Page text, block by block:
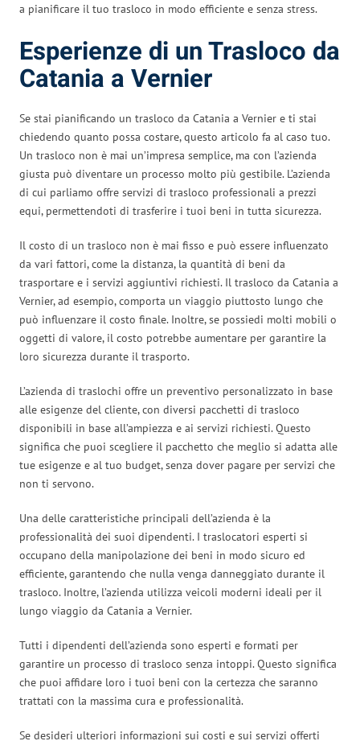
a pianificare il tuo trasloco in modo efficiente e senza stress.
Esperienze di un Trasloco da
Catania a Vernier
Se stai pianificando un trasloco da Catania a Vernier e ti stai
chiedendo quanto possa costare, questo articolo fa al caso tuo.
Un trasloco non è mai un’impresa semplice, ma con l’azienda
giusta può diventare un processo molto più gestibile. L’azienda
di cui parliamo offre servizi di trasloco professionali a prezzi
equi, permettendoti di trasferire i tuoi beni in tutta sicurezza.
Il costo di un trasloco non è mai fisso e può essere influenzato
da vari fattori, come la distanza, la quantità di beni da
trasportare e i servizi aggiuntivi richiesti. Il trasloco da Catania a
Vernier, ad esempio, comporta un viaggio piuttosto lungo che
può influenzare il costo finale. Inoltre, se possiedi molti mobili o
oggetti di valore, il costo potrebbe aumentare per garantire la
loro sicurezza durante il trasporto.
L’azienda di traslochi offre un preventivo personalizzato in base
alle esigenze del cliente, con diversi pacchetti di trasloco
disponibili in base all’ampiezza e ai servizi richiesti. Questo
significa che puoi scegliere il pacchetto che meglio si adatta alle
tue esigenze e al tuo budget, senza dover pagare per servizi che
non ti servono.
Una delle caratteristiche principali dell’azienda è la
professionalità dei suoi dipendenti. I traslocatori esperti si
occupano della manipolazione dei beni in modo sicuro ed
efficiente, garantendo che nulla venga danneggiato durante il
trasloco. Inoltre, l’azienda utilizza veicoli moderni ideali per il
lungo viaggio da Catania a Vernier.
Tutti i dipendenti dell’azienda sono esperti e formati per
garantire un processo di trasloco senza intoppi. Questo significa
che puoi affidare loro i tuoi beni con la certezza che saranno
trattati con la massima cura e professionalità.
Se desideri ulteriori informazioni sui costi e sui servizi offerti